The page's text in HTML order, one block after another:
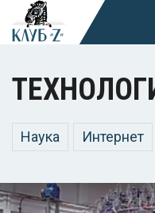
Наука Интернет